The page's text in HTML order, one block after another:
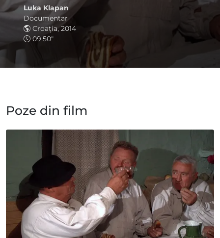
Luka Klapan
Documentar
Croația, 2014
09'50"
Poze din film